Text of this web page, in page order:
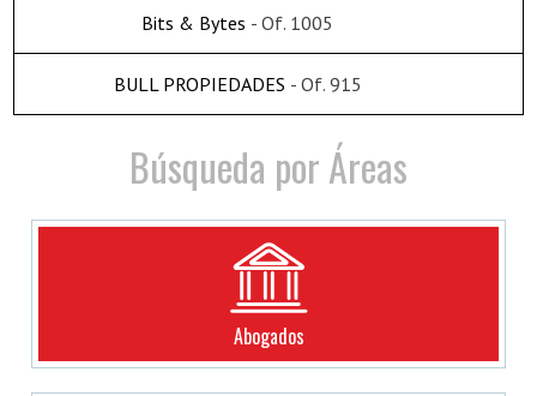
Bits & Bytes - Of. 1005
BULL PROPIEDADES - Of. 915
Búsqueda por Áreas
Abogados